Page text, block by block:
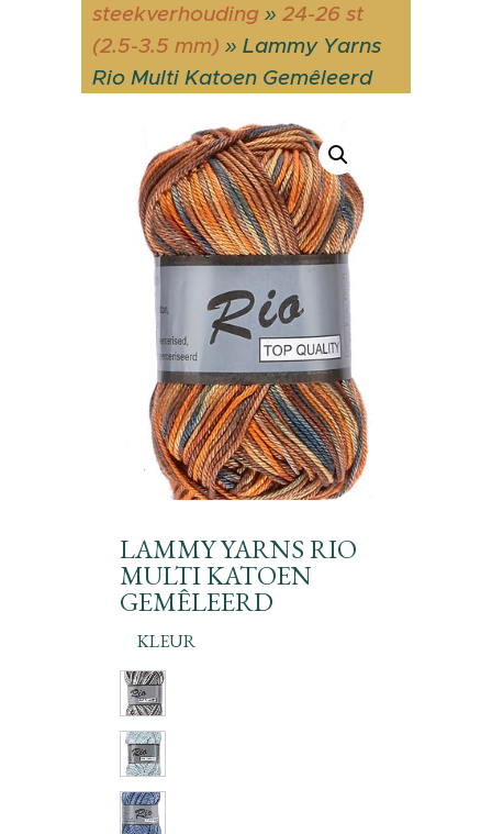
steekverhouding » 24-26 st
(2.5-3.5 mm) » Lammy Yarns
Rio Multi Katoen Gemêleerd
LAMMY YARNS RIO
MULTI KATOEN
GEMÊLEERD
KLEUR